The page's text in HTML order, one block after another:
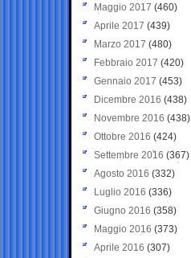
Maggio 2017 (460)
Aprile 2017 (439)
Marzo 2017 (480)
Febbraio 2017 (420)
Gennaio 2017 (453)
Dicembre 2016 (438)
Novembre 2016 (438)
Ottobre 2016 (424)
Settembre 2016 (367)
Agosto 2016 (332)
Luglio 2016 (336)
Giugno 2016 (358)
Maggio 2016 (373)
Aprile 2016 (307)